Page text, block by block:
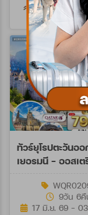
ทัวร์ยุโรปตะวันออ
เยอรมนี - ออสเ
9วัน (QR)
9วัน 6คื
17 มิ.ย. 69 -